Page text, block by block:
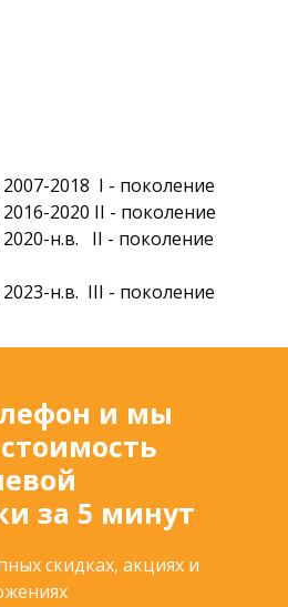
2018 I - поколение
2020 II - поколение
н.в. II - поколение
н.в. III - поколение
и мы
за 5 минут
скидках, акциях и